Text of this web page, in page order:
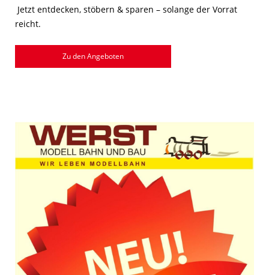
Jetzt entdecken, stöbern & sparen – solange der Vorrat
reicht.
Zu den Angeboten